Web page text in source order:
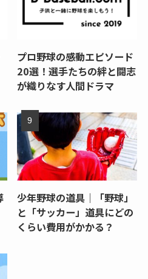
プロ野球の感動エピソード
20選！選手たちの絆と闘志
が織りなす人間ドラマ
少年野球の道具｜「野球」
と「サッカー」道具にどの
くらい費用がかかる？